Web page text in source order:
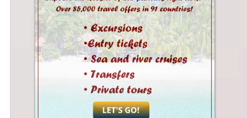
Согласен с Пользовательским соглашением